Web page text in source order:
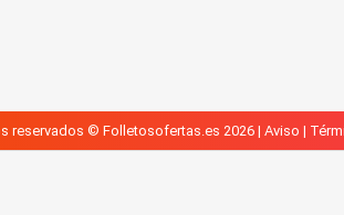
reservados © Folletosofertas.es 2026 | Aviso |